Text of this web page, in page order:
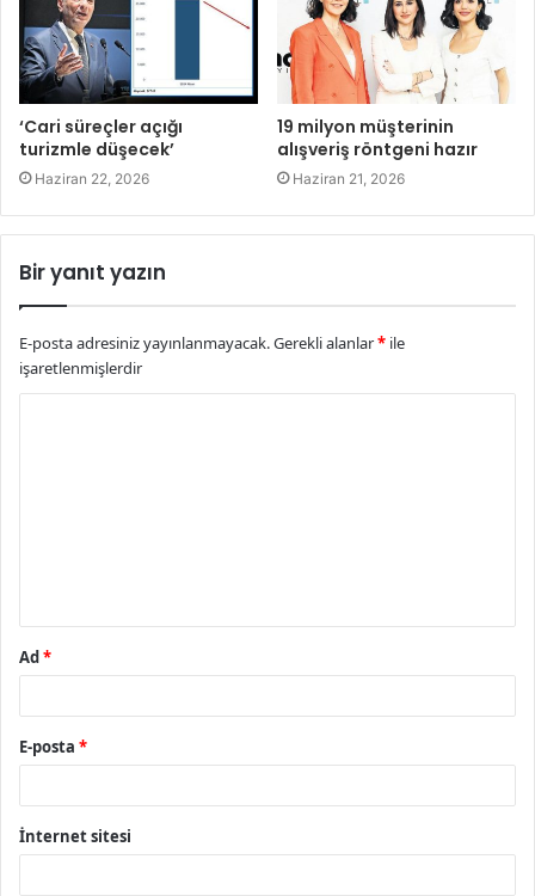
‘Cari süreçler açığı
turizmle düşecek’
Haziran 22, 2026
19 milyon müşterinin
alışveriş röntgeni hazır
Haziran 21, 2026
Bir yanıt yazın
E-posta adresiniz yayınlanmayacak.Gerekli alanlar* ile
işaretlenmişlerdir
Ad*
E-posta *
İnternet sitesi